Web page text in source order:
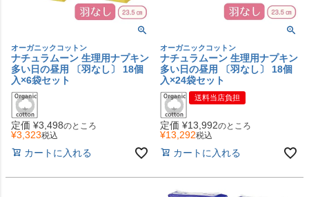
オーガニックコットン
ナチュラムーン 生理用ナプキン
多い日の昼用 〔羽なし〕 18個
入×6袋セット
定価 ¥3,498のところ
¥3,323税込
カートに入れる
オーガニックコットン
ナチュラムーン 生理用ナプキン
多い日の昼用 〔羽なし〕 18個
入×24袋セット
送料当店負担
定価 ¥13,992のところ
¥13,292税込
カートに入れる